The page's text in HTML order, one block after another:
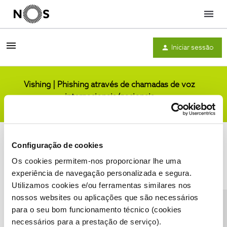
Configuração de cookies
Os cookies permitem-nos proporcionar lhe uma
experiência de navegação personalizada e segura.
Utilizamos cookies e/ou ferramentas similares nos
nossos websites ou aplicações que são necessários
para o seu bom funcionamento técnico (cookies
necessários para a prestação de serviço).
Menu
Iniciar sessão
Vishing | Phishing através de chamadas de voz
internacionais/nacionais
Condições do Fórum NOS Accessibility statement